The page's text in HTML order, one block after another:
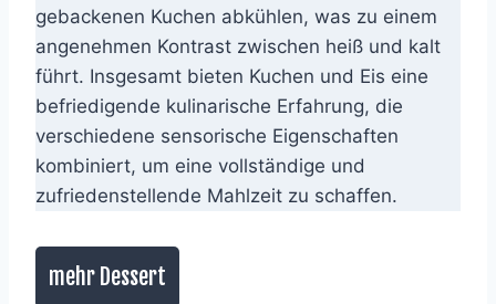
gebackenen Kuchen abkühlen, was zu einem
angenehmen Kontrast zwischen heiß und kalt
führt. Insgesamt bieten Kuchen und Eis eine
befriedigende kulinarische Erfahrung, die
verschiedene sensorische Eigenschaften
kombiniert, um eine vollständige und
zufriedenstellende Mahlzeit zu schaffen.
mehr Dessert